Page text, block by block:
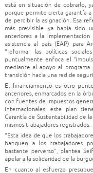
está en situación de cobrarlo,
porque permite cierta garantía
de percibir la asignación. Esa
más previsible ya había sido
anteriores a la
asistencia al país (EAP) para
“reformar las políticas
puntualmente enfoca el
mediante al apoyo al
transición hacia una red de
El financiamiento es otro
anteriores, enmarcados en la
con fuentes de impuestos
internacionales, este plan
Garantía de Sustentabilidad de
mismos trabajadores registrados.
“Esta idea de que los
banquen a los trabajadores
bastante perverso”, plantea
apelar a la solidaridad de la
En cuanto al esfuerzo